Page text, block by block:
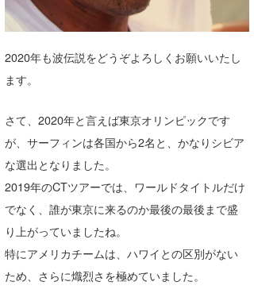
2020年も波伝説をどうぞよろしくお願いいたし
ます。
さて、2020年と言えば東京オリンピックです
が、サーフィンは各国から2名と、かなりシビア
な選出となりました。
2019年のCTツアーでは、ワールドタイトルだけ
でなく、誰が東京に来るのか最後の最後まで盛
り上がっていましたね。
特にアメリカチームは、ハワイとの区別がない
ため、さらに熾烈さを極めていました。
四国
サーファーズ
ライター/寄稿メディア
Core Surf Japan
mitsuteru Kamio
SURFMEDIA
波伝説アンバサダー/プロライダー